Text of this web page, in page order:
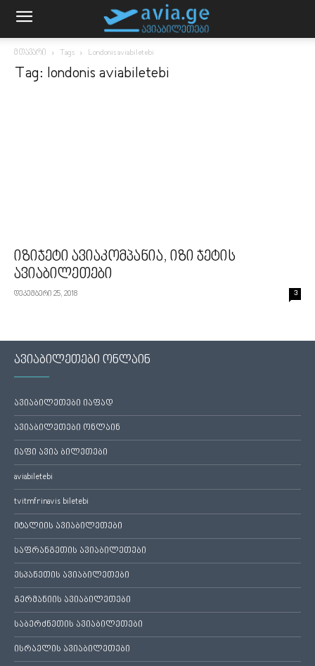
მთავარი Tags Londonis aviabiletebi
Tag: londonis aviabiletebi
იზიჯეტი ავიაკომპანია, იზი ჯეტის
ავიაბილეთები
დეკემბერი 25, 2018 3
ავიაბილეთები ონლაინ
ავიაბილეთები იაფად
ავიაბილეთები ონლაინ
იაფი ავია ბილეთები
aviabiletebi
tvitmfrinavis biletebi
იტალიის ავიაბილეთები
საფრანგეთის ავიაბილეთები
ესპანეთის ავიაბილეთები
გერმანიის ავიაბილეთები
საბერძნეთის ავიაბილეთები
ისრაელის ავიაბილეთები